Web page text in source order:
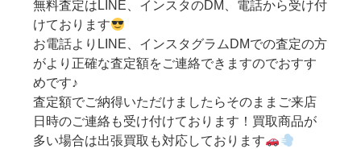
無料査定はLINE、インスタのDM、電話から受け付
けております
お電話よりLINE、インスタグラムDMでの査定の方
がより正確な査定額をご連絡できますのでおすす
めです♪
査定額でご納得いただけましたらそのままご来店
日時のご連絡も受け付けております！買取商品が
多い場合は出張買取も対応しております